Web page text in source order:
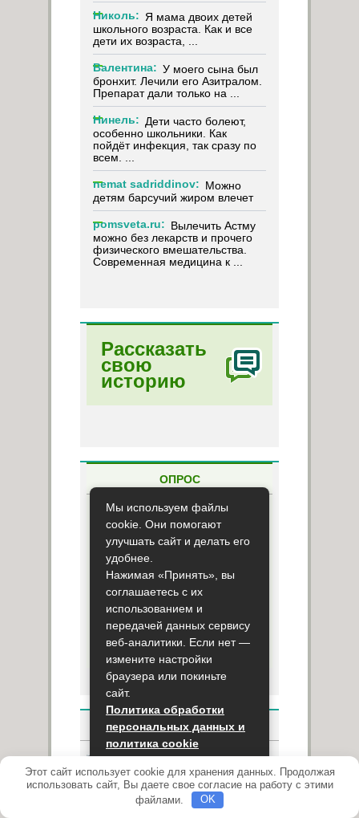
Николь: Я мама двоих детей
школьного возраста. Как и все
дети их возраста, ...
Валентина: У моего сына был
бронхит. Лечили его Азитралом.
Препарат дали только на ...
Нинель: Дети часто болеют,
особенно школьники. Как
пойдёт инфекция, так сразу по
всем. ...
nemat sadriddinov: Можно
детям барсучий жиром влечет
pomsveta.ru: Вылечить Астму
можно без лекарств и прочего
физического вмешательства.
Современная медицина к ...
Рассказать
свою
историю
ОПРОС
Используете ли вы народную
медицину?
Использую
Нет, не использую
Результаты опроса
НОВОСТИ
для скрининга может
помочь исключить
риск аллергических
Мы используем файлы
cookie. Они помогают
улучшать сайт и делать его
удобнее.
Нажимая «Принять», вы
соглашаетесь с их
использованием и
передачей данных сервису
веб-аналитики. Если нет —
измените настройки
браузера или покиньте
сайт.
Политика обработки
персональных данных и
политика cookie
Принять
Этот сайт использует cookie для хранения данных. Продолжая
использовать сайт, Вы даете свое согласие на работу с этими
файлами.
OK